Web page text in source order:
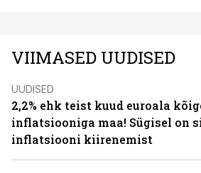
VIIMASED UUDISED
UUDISED
2,2% ehk teist kuud euroala
inflatsiooniga maa! Sügisel on
inflatsiooni kiirenemist